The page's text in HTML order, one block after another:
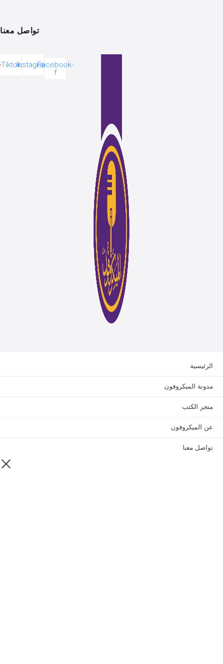
تواصل معنا
Facebook-
Instagram
Tiktok
الميكروفون
الكتب
الميكروفون
معنا